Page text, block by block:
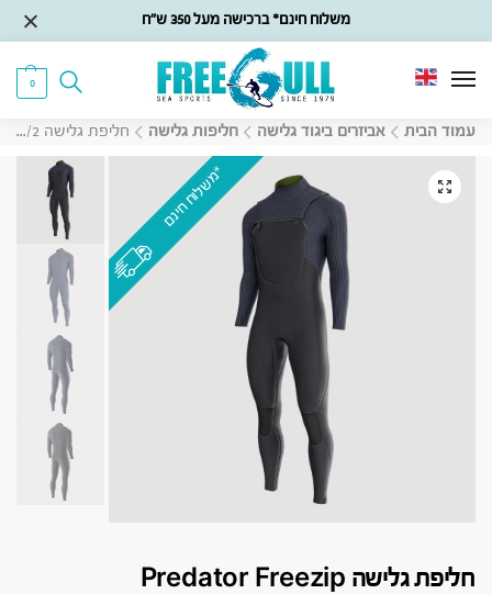
משלוח חינם* ברכישה מעל 350 ש״ח
0
עמוד הבית אביזרים ביגוד גלישה חליפות גלישה חליפת גלישה Predator Freezip Natureprene 3/2
חליפת גלישה Predator Freezip